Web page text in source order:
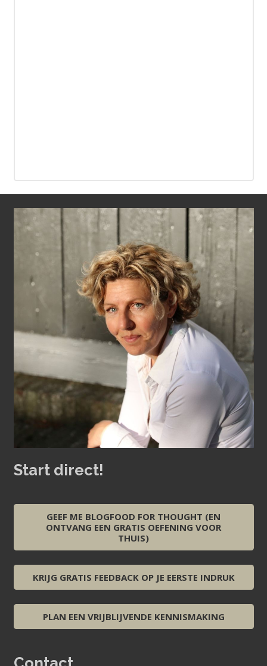
Start direct!
GEEF ME BLOGFOOD FOR THOUGHT (EN
ONTVANG EEN GRATIS OEFENING VOOR
THUIS)
KRIJG GRATIS FEEDBACK OP JE EERSTE INDRUK
PLAN EEN VRIJBLIJVENDE KENNISMAKING